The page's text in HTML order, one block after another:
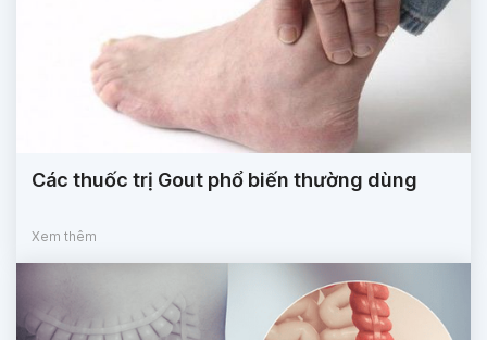
Các thuốc trị Gout phổ biến thường dùng
Xem thêm